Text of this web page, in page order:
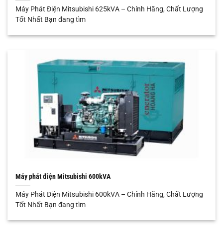
Máy Phát Điện Mitsubishi 625kVA – Chính Hãng, Chất Lượng
Tốt Nhất Bạn đang tìm
Máy phát điện Mitsubishi 600kVA
Máy Phát Điện Mitsubishi 600kVA – Chính Hãng, Chất Lượng
Tốt Nhất Bạn đang tìm